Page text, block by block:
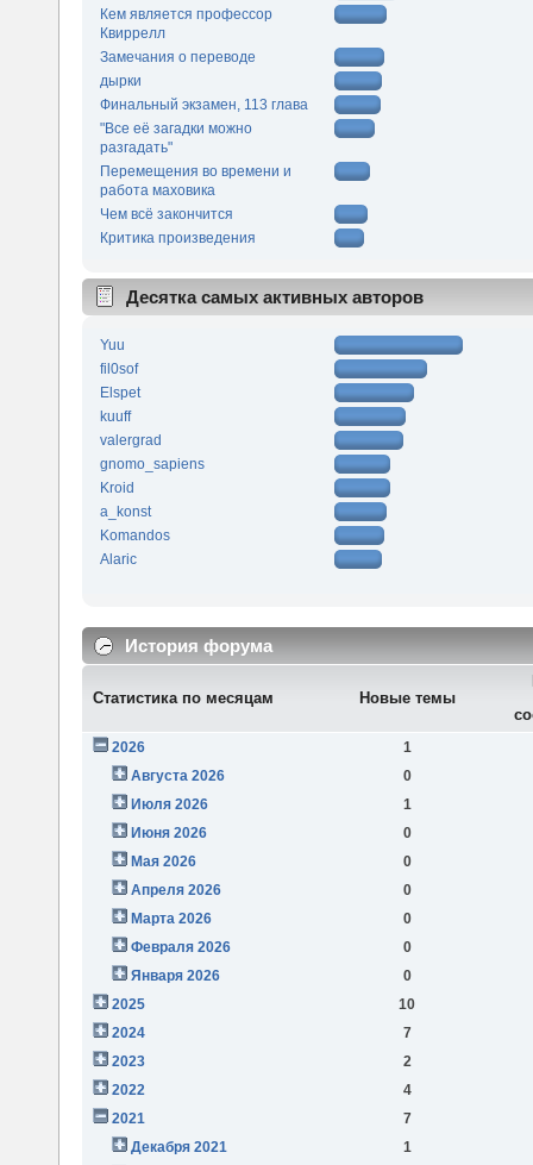
Кем является профессор
Квиррелл
Замечания о переводе
дырки
Финальный экзамен, 113 глава
"Все её загадки можно
разгадать"
Перемещения во времени и
работа маховика
Чем всё закончится
Критика произведения
Десятка самых активных авторов
Yuu
fil0sof
Elspet
kuuff
valergrad
gnomo_sapiens
Kroid
a_konst
Komandos
Alaric
История форума
Статистика по месяцам Новые темы
2026
1
Августа 2026
0
Июля 2026
1
Июня 2026
0
Мая 2026
0
Апреля 2026
0
Марта 2026
0
Февраля 2026
0
Января 2026
0
2025
10
2024
7
2023
2
2022
4
2021
7
Декабря 2021
1